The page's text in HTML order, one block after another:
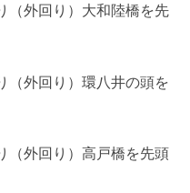
（外回り）大和陸橋を先
（外回り）環八井の頭を
（外回り）高戸橋を先頭